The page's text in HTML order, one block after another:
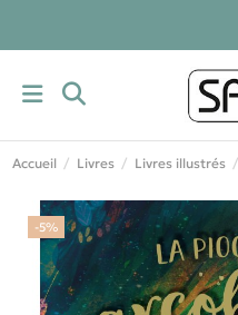
Accueil Livres Livres illustrés
-5%